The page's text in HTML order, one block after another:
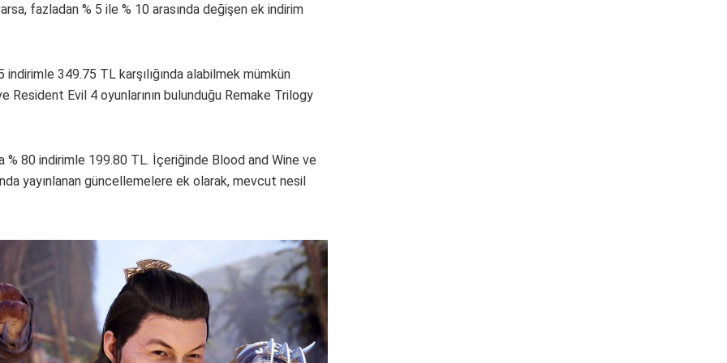
fazladan % 5 ile % 10 arasında değişen ek indirim
349.75 TL karşılığında alabilmek mümkün
Evil 4 oyunlarının bulunduğu Remake Trilogy
% 80 indirimle 199.80 TL. İçeriğinde Blood and Wine ve
yayınlanan güncellemelere ek olarak, mevcut nesil